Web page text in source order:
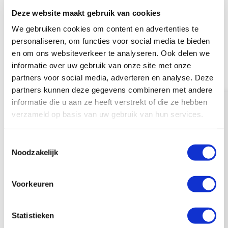
Deze website maakt gebruik van cookies
We gebruiken cookies om content en advertenties te
personaliseren, om functies voor social media te bieden
en om ons websiteverkeer te analyseren. Ook delen we
informatie over uw gebruik van onze site met onze
partners voor social media, adverteren en analyse. Deze
partners kunnen deze gegevens combineren met andere
informatie die u aan ze heeft verstrekt of die ze hebben
verzameld op basis van uw gebruik van hun services.
Noodzakelijk
Voorkeuren
Statistieken
een gezamenlijk doel, en een
Giesbers boekte al zichtbare
resultaten:
AI-pilots in de BIM-tekenomgeving
Een volledig gedigitaliseerd
bestelproces via een mobiele app
En vooral: een organisatie die stap
Tijdens het webinar zijn meerdere
Neem contact op